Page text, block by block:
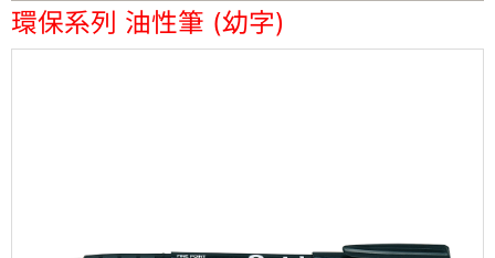
環保系列 油性筆 (幼字)